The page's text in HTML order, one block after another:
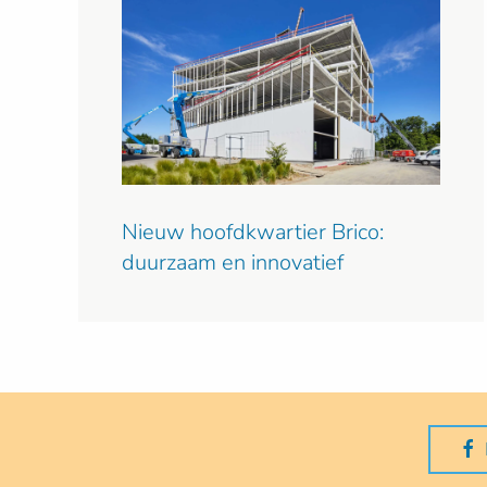
Nieuw hoofdkwartier Brico:
duurzaam en innovatief